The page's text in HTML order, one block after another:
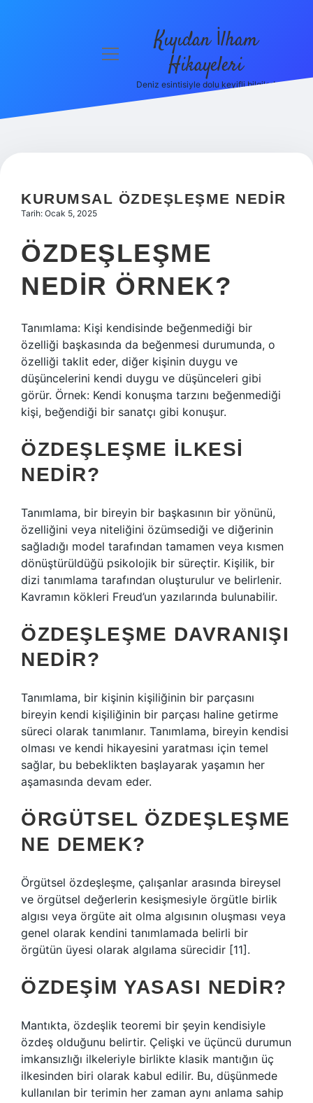
Hakkımızda
menüyü
Kıyıdan İlham
Hikayeleri
Deniz esintisiyle dolu keyifli bilgiler!
KURUMSAL ÖZDEŞLEŞME NEDIR
Tarih: Ocak 5, 2025
ÖZDEŞLEŞME
NEDIR ÖRNEK?
Tanımlama: Kişi kendisinde beğenmediği bir
özelliği başkasında da beğenmesi durumunda, o
özelliği taklit eder, diğer kişinin duygu ve
düşüncelerini kendi duygu ve düşünceleri gibi
görür. Örnek: Kendi konuşma tarzını beğenmediği
kişi, beğendiği bir sanatçı gibi konuşur.
ÖZDEŞLEŞME ILKESI
NEDIR?
Tanımlama, bir bireyin bir başkasının bir yönünü,
özelliğini veya niteliğini özümsediği ve diğerinin
sağladığı model tarafından tamamen veya kısmen
dönüştürüldüğü psikolojik bir süreçtir. Kişilik, bir
dizi tanımlama tarafından oluşturulur ve belirlenir.
Kavramın kökleri Freud’un yazılarında bulunabilir.
ÖZDEŞLEŞME DAVRANIŞI
NEDIR?
Tanımlama, bir kişinin kişiliğinin bir parçasını
bireyin kendi kişiliğinin bir parçası haline getirme
süreci olarak tanımlanır. Tanımlama, bireyin kendisi
olması ve kendi hikayesini yaratması için temel
sağlar, bu bebeklikten başlayarak yaşamın her
aşamasında devam eder.
ÖRGÜTSEL ÖZDEŞLEŞME
NE DEMEK?
Örgütsel özdeşleşme, çalışanlar arasında bireysel
ve örgütsel değerlerin kesişmesiyle örgütle birlik
algısı veya örgüte ait olma algısının oluşması veya
genel olarak kendini tanımlamada belirli bir
örgütün üyesi olarak algılama sürecidir [11].
ÖZDEŞIM YASASI NEDIR?
Mantıkta, özdeşlik teoremi bir şeyin kendisiyle
özdeş olduğunu belirtir. Çelişki ve üçüncü durumun
imkansızlığı ilkeleriyle birlikte klasik mantığın üç
ilkesinden biri olarak kabul edilir. Bu, düşünmede
kullanılan bir terimin her zaman aynı anlama sahip